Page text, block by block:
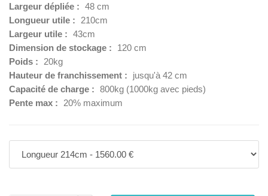
Largeur dépliée : 48 cm
Longueur utile :
210cm
Largeur utile : 43cm
Dimension de stockage :
120 cm
Poids :
20kg
Hauteur de franchissement :
jusqu'à 42 cm
Capacité de charge : 800kg (1000kg avec pieds)
Pente max :
20% maximum